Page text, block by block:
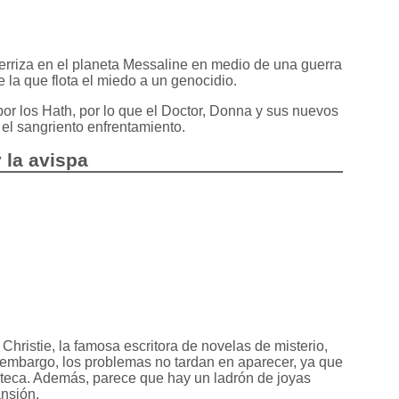
en el planeta Messaline en medio de una guerra
la que flota el miedo a un genocidio.
los Hath, por lo que el Doctor, Donna y sus nuevos
sangriento enfrentamiento.
la avispa
la famosa escritora de novelas de misterio,
los problemas no tardan en aparecer, ya que
Además, parece que hay un ladrón de joyas